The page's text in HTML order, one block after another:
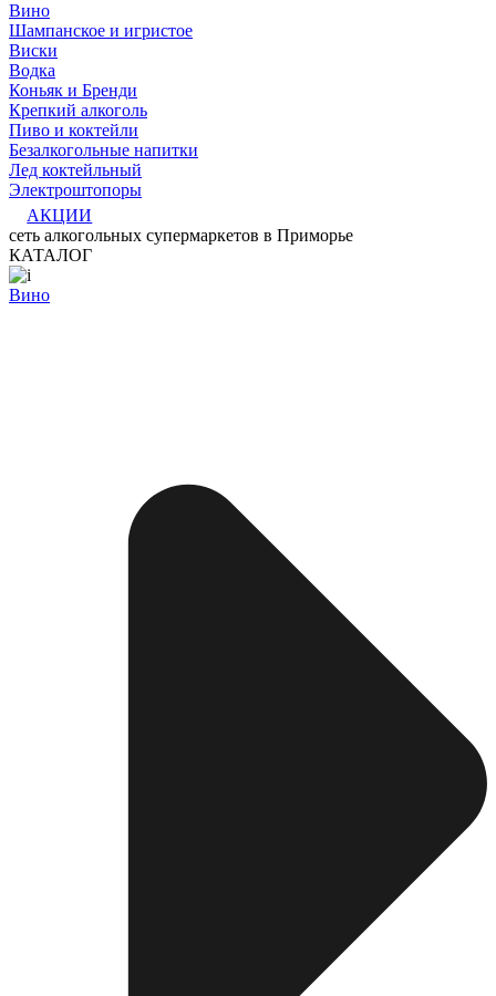
Вино
Шампанское и игристое
Виски
Водка
Коньяк и Бренди
Крепкий алкоголь
Пиво и коктейли
Безалкогольные напитки
Лед коктейльный
Электроштопоры
АКЦИИ
сеть алкогольных супермаркетов в Приморье
КАТАЛОГ
Вино